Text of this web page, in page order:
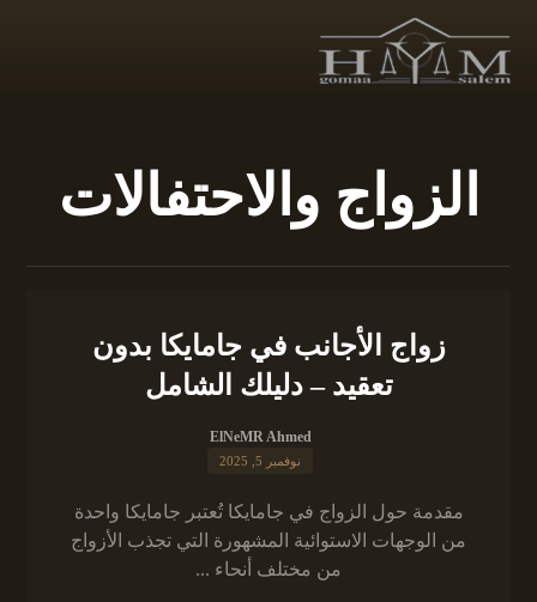
الزواج والاحتفالات
زواج الأجانب في جامايكا بدون
تعقيد – دليلك الشامل
ElNeMR Ahmed
نوفمبر 5, 2025
مقدمة حول الزواج في جامايكا تُعتبر جامايكا واحدة
من الوجهات الاستوائية المشهورة التي تجذب الأزواج
من مختلف أنحاء ...